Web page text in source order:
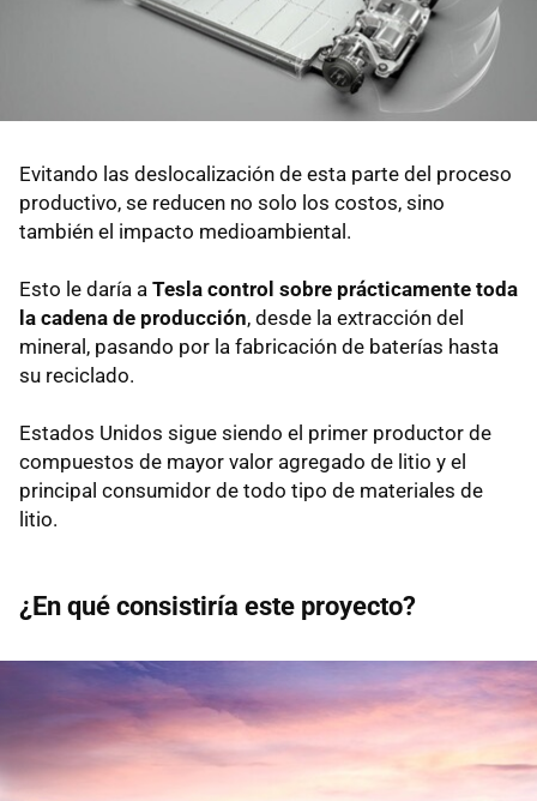
Evitando las deslocalización de esta parte del proceso
productivo, se reducen no solo los costos, sino
también el impacto medioambiental.
Esto le daría a Tesla control sobre prácticamente toda
la cadena de producción, desde la extracción del
mineral, pasando por la fabricación de baterías hasta
su reciclado.
Estados Unidos sigue siendo el primer productor de
compuestos de mayor valor agregado de litio y el
principal consumidor de todo tipo de materiales de
litio.
¿En qué consistiría este proyecto?